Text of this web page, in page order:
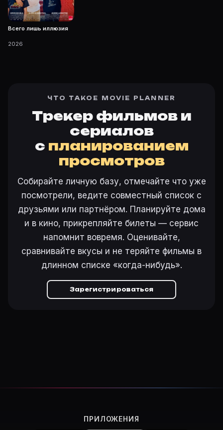
Всего лишь иллюзия
2026
ЧТО ТАКОЕ MOVIE PLANNER
Трекер фильмов и
сериалов
с планированием
просмотров
Собирайте личную базу, отмечайте что уже
посмотрели, ведите совместный список с
друзьями или партнёром. Планируйте дома
и в кино, прикрепляйте билеты — сервис
напомнит вовремя. Оценивайте,
сравнивайте вкусы и не теряйте фильмы в
длинном списке «когда-нибудь».
Зарегистрироваться
ПРИЛОЖЕНИЯ